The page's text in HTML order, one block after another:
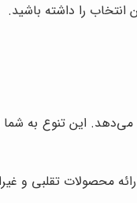
را داشته باشید.
می‌دهد. این تنوع به
محصولات تقلبی و